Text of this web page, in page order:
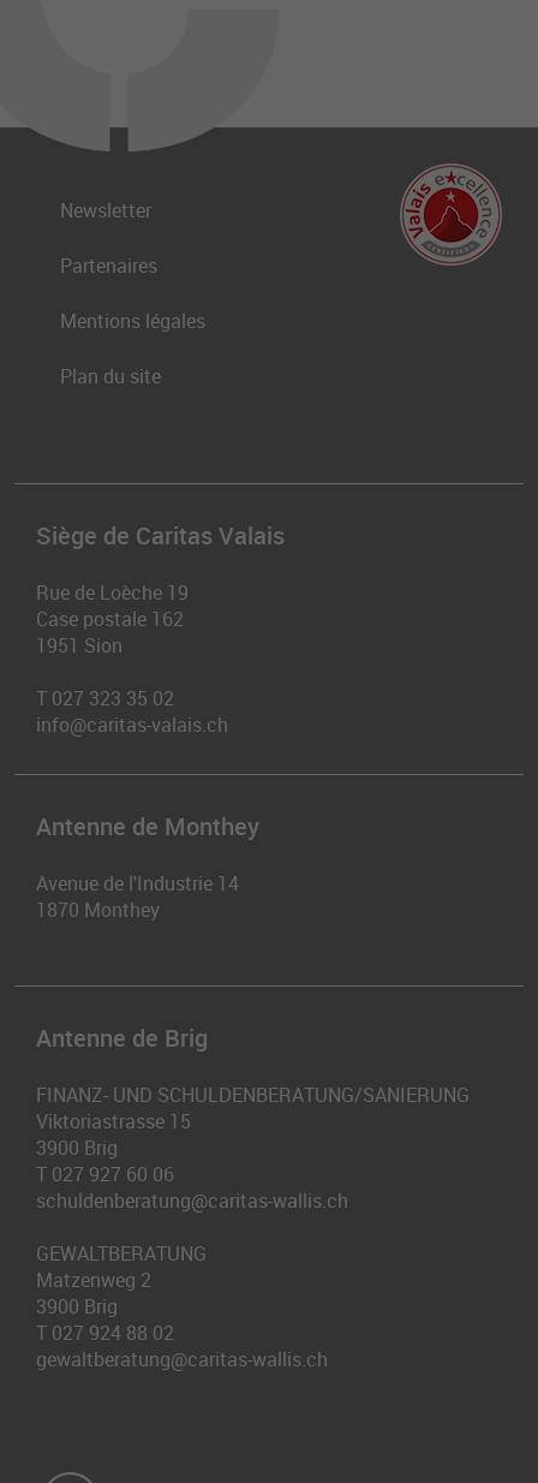
Newsletter
Partenaires
Mentions légales
Plan du site
Siège de Caritas Valais
Rue de Loèche 19
Case postale 162
1951 Sion
T 027 323 35 02
info@caritas-valais.ch
Antenne de Monthey
Avenue de l'Industrie 14
1870 Monthey
Antenne de Brig
FINANZ- UND SCHULDENBERATUNG/SANIERUNG
Viktoriastrasse 15
3900 Brig
T 027 927 60 06
schuldenberatung@caritas-wallis.ch
GEWALTBERATUNG
Matzenweg 2
3900 Brig
T 027 924 88 02
gewaltberatung@caritas-wallis.ch